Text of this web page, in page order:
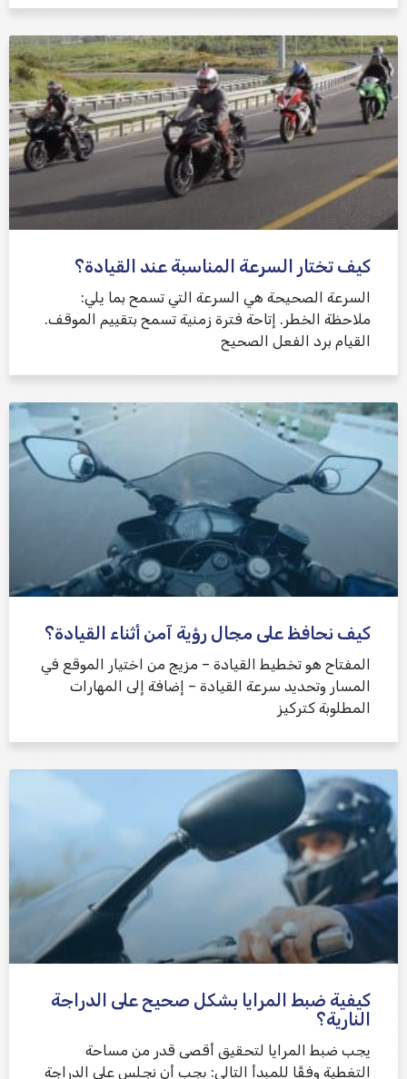
كيف تختار السرعة المناسبة عند القيادة؟
السرعة الصحيحة هي السرعة التي تسمح بما يلي:
ملاحظة الخطر. إتاحة فترة زمنية تسمح بتقييم الموقف.
القيام برد الفعل الصحيح
كيف نحافظ على مجال رؤية آمن أثناء القيادة؟
المفتاح هو تخطيط القيادة – مزيج من اختيار الموقع في
المسار وتحديد سرعة القيادة – إضافة إلى المهارات
المطلوبة كتركيز
كيفية ضبط المرايا بشكل صحيح على الدراجة
النارية؟
يجب ضبط المرايا لتحقيق أقصى قدر من مساحة
التغطية وفقًا للمبدأ التالي: يجب أن نجلس على الدراجة